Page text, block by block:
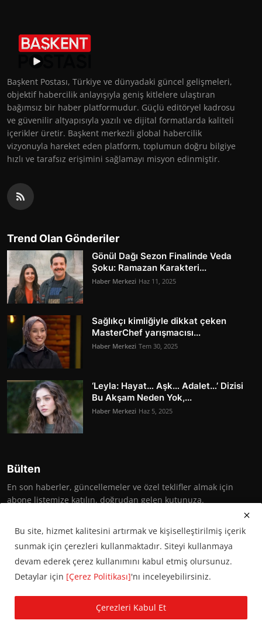
Başkent Postası, Türkiye ve dünyadaki güncel gelişmeleri,
objektif habercilik anlayışıyla geniş kitlelere ulaştıran
bağımsız bir haber platformudur. Güçlü editöryel kadrosu
ve güvenilir altyapısıyla yazılı ve dijital formatlarda kaliteli
içerikler üretir. Başkent merkezli global habercilik
vizyonuyla hareket eden platform, toplumun doğru bilgiye
hızlı ve tarafsız erişimini sağlamayı misyon edinmiştir.
Trend Olan Gönderiler
Gönül Dağı Sezon Finalinde Veda
Şoku: Ramazan Karakteri...
Haber Merkezi Haz 11, 2025
Sağlıkçı kimliğiyle dikkat çeken
MasterChef yarışmacısı...
Haber Merkezi Tem 30, 2025
‘Leyla: Hayat… Aşk… Adalet…’ Dizisi
Bu Akşam Neden Yok,...
Haber Merkezi Haz 5, 2025
Bülten
En son haberler, güncellemeler ve özel teklifler almak için
abone listemize katılın, doğrudan gelen kutunuza.
Abone Ol
KVKK Aydınlatma Metni
Bu site, hizmet kalitesini artırmak ve kişiselleştirilmiş içerik
sunmak için çerezleri kullanmaktadır. Siteyi kullanmaya
devam ederek çerez kullanımını kabul etmiş olursunuz.
Detaylar için [Çerez Politikası]'nı inceleyebilirsiniz.
Çerezleri Kabul Et